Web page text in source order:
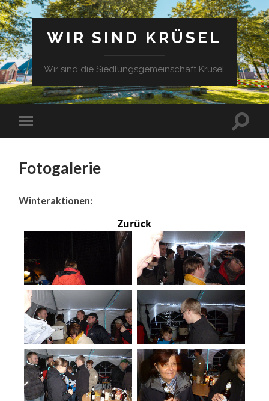
WIR SIND KRÜSEL
Wir sind die Siedlungsgemeinschaft Krüsel
Fotogalerie
Winteraktionen:
Zurück